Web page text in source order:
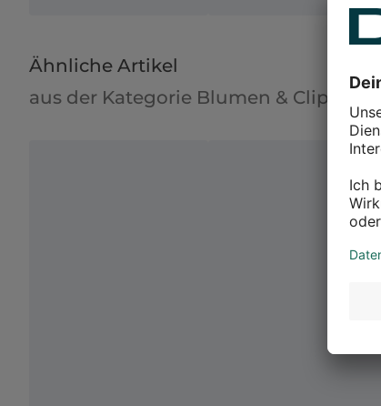
Ähnliche Artikel
aus der Kategorie Blumen & Clips